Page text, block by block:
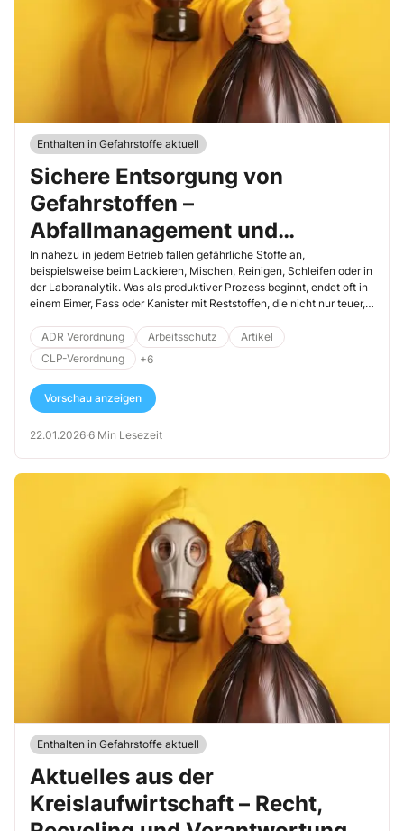
Enthalten in Gefahrstoffe aktuell
Sichere Entsorgung von
Gefahrstoffen –
Abfallmanagement und
Recycling im Fokus
In nahezu in jedem Betrieb fallen gefährliche Stoffe an,
beispielsweise beim Lackieren, Mischen, Reinigen, Schleifen oder in
der Laboranalytik. Was als produktiver Prozess beginnt, endet oft in
einem Eimer, Fass oder Kanister mit Reststoffen, die nicht nur teuer,
ADR Verordnung
Arbeitsschutz
Artikel
CLP-Verordnung
+6
Vorschau anzeigen
22.01.2026·6 Min Lesezeit
Enthalten in Gefahrstoffe aktuell
Aktuelles aus der
Kreislaufwirtschaft – Recht,